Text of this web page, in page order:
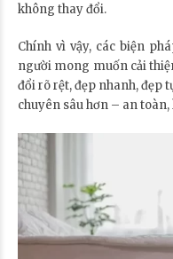
không thay đổi.
Chính vì vậy, các biện
người mong muốn cải
đổi rõ rệt, đẹp nhanh, đẹp
chuyên sâu hơn – an